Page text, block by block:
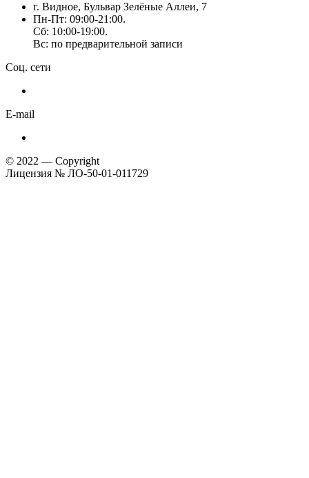
г. Видное, Бульвар Зелёные Аллеи, 7
Пн-Пт: 09:00-21:00.
Сб: 10:00-19:00.
Вс: по предварительной записи
Соц. сети
E-mail
© 2022 — Copyright
Лицензия № ЛО-50-01-011729